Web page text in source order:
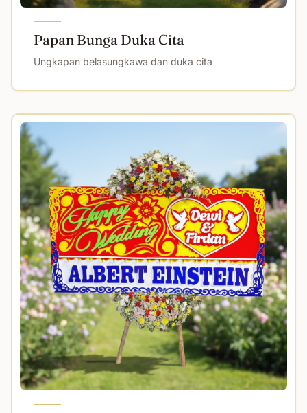
Papan Bunga Duka Cita
Ungkapan belasungkawa dan duka cita